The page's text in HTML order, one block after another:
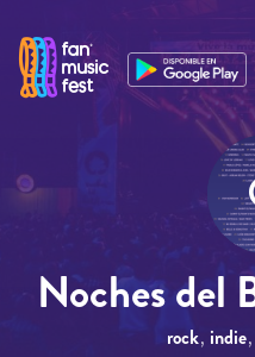
Noches del
rock, indie,